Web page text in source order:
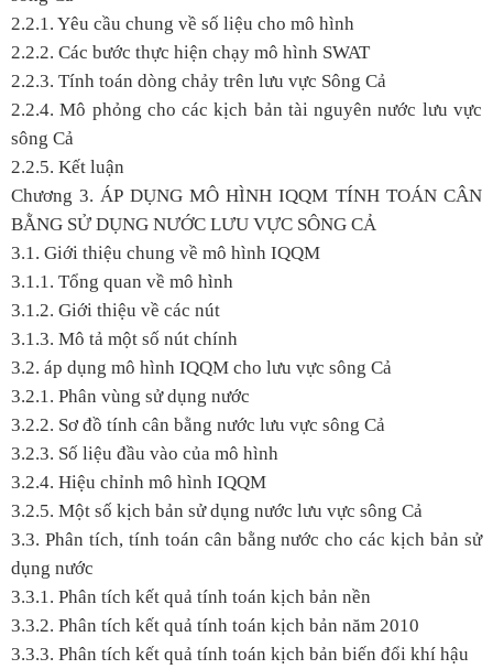
2.2.1. Yêu cầu chung về số liệu cho mô hình
2.2.2. Các bước thực hiện chạy mô hình SWAT
2.2.3. Tính toán dòng chảy trên lưu vực Sông Cả
2.2.4. Mô phỏng cho các kịch bản tài nguyên nước lưu vực
sông Cả
2.2.5. Kết luận
Chương 3.ÁP DỤNG MÔ HÌNH IQQM TÍNH TOÁN CÂN
BẰNG SỬ DỤNG NƯỚC LƯU VỰC SÔNG CẢ
3.1. Giới thiệu chung về mô hình IQQM
3.1.1. Tổng quan về mô hình
3.1.2. Giới thiệu về các nút
3.1.3. Mô tả một số nút chính
3.2. áp dụng mô hình IQQM cho lưu vực sông Cả
3.2.1. Phân vùng sử dụng nước
3.2.2. Sơ đồ tính cân bằng nước lưu vực sông Cả
3.2.3. Số liệu đầu vào của mô hình
3.2.4. Hiệu chỉnh mô hình IQQM
3.2.5. Một số kịch bản sử dụng nước lưu vực sông Cả
3.3. Phân tích, tính toán cân bằng nước cho các kịch bản sử
dụng nước
3.3.1. Phân tích kết quả tính toán kịch bản nền
3.3.2. Phân tích kết quả tính toán kịch bản năm 2010
3.3.3. Phân tích kết quả tính toán kịch bản biến đổi khí hậu